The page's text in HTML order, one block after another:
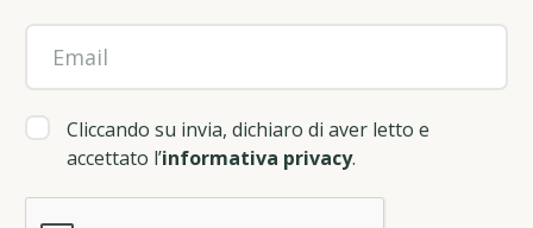
Cliccando su invia, dichiaro di aver letto e
accettato l’informativa privacy.